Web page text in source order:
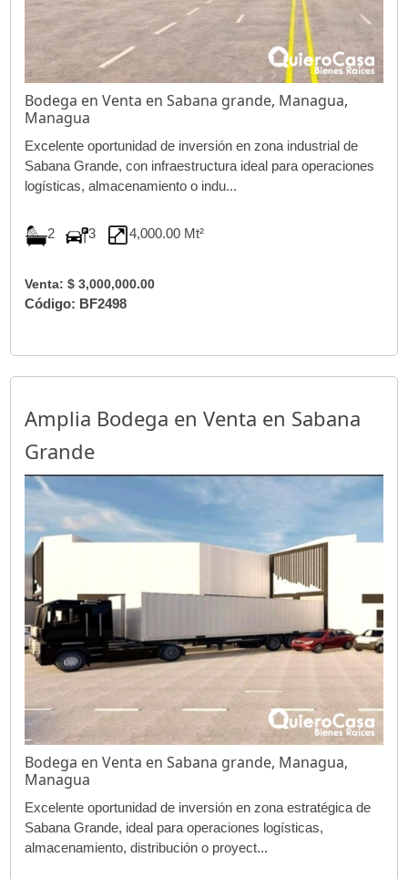
Bodega en Venta en Sabana grande, Managua,
Managua
Excelente oportunidad de inversión en zona industrial de
Sabana Grande, con infraestructura ideal para operaciones
logísticas, almacenamiento o indu...
2 3 4,000.00 Mt²
Venta: $ 3,000,000.00
Código: BF2498
Amplia Bodega en Venta en Sabana
Grande
Bodega en Venta en Sabana grande, Managua,
Managua
Excelente oportunidad de inversión en zona estratégica de
Sabana Grande, ideal para operaciones logísticas,
almacenamiento, distribución o proyect...